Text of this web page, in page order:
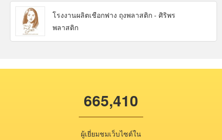
โรงงานผลิตเชือกฟาง ถุงพลาสติก - ศิริพร
พลาสติก
665,410
ผู้เยี่ยมชมเว็บไซต์ใน